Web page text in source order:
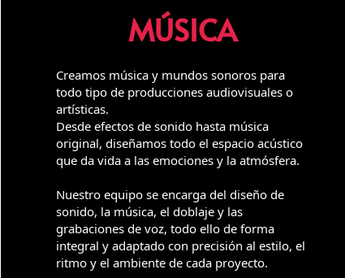
MÚSICA
Creamos música y mundos sonoros para
todo tipo de producciones audiovisuales o
artísticas.
Desde efectos de sonido hasta música
original, diseñamos todo el espacio acústico
que da vida a las emociones y la atmósfera.
​Nuestro equipo se encarga del diseño de
sonido, la música, el doblaje y las
grabaciones de voz, todo ello de forma
integral y adaptado con precisión al estilo, el
ritmo y el ambiente de cada proyecto.